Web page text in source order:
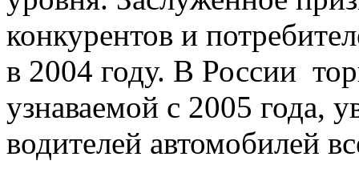
конкурентов и
в 2004 году. В России
узнаваемой с 2005 года,
водителей автомобилей